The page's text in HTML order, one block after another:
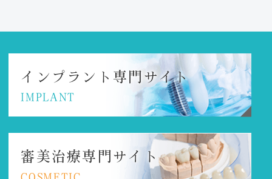
インプラント 専門サイト
IMPLANT
審美治療専門サイト
COSMETIC